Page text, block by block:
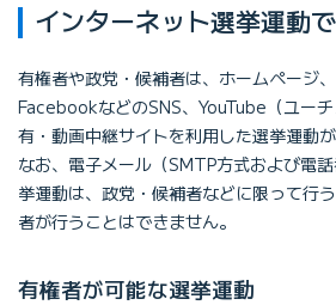
インターネット選挙運動
有権者や政党・候補者は、ホームページ
FacebookなどのSNS、YouTube（ユー
有・動画中継サイトを利用した選挙運動が
なお、電子メール（SMTP方式および電
挙運動は、政党・候補者などに限って行
者が行うことはできません。
有権者が可能な選挙運動